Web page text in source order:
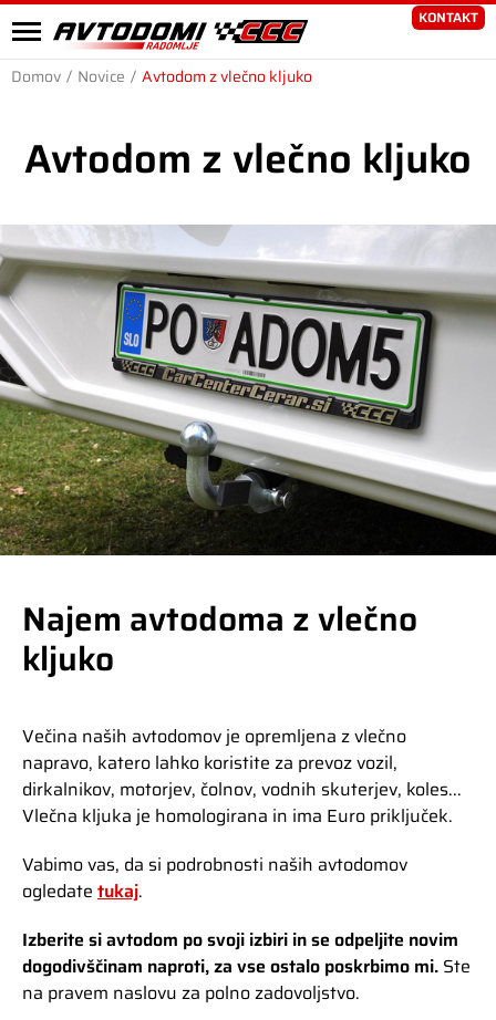
KONTAKT
Domov / Novice / Avtodom z vlečno kljuko
Avtodom z vlečno kljuko
Najem avtodoma z vlečno
kljuko
Večina naših avtodomov je opremljena z vlečno
napravo, katero lahko koristite za prevoz vozil,
dirkalnikov, motorjev, čolnov, vodnih skuterjev, koles...
Vlečna kljuka je homologirana in ima Euro priključek.
Vabimo vas, da si podrobnosti naših avtodomov
ogledate tukaj.
Izberite si avtodom po svoji izbiri in se odpeljite novim
dogodivščinam naproti, za vse ostalo poskrbimo mi. Ste
na pravem naslovu za polno zadovoljstvo.